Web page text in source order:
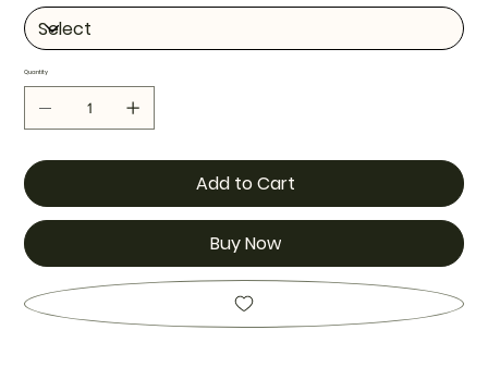
Quantity
Add to Cart
Buy Now